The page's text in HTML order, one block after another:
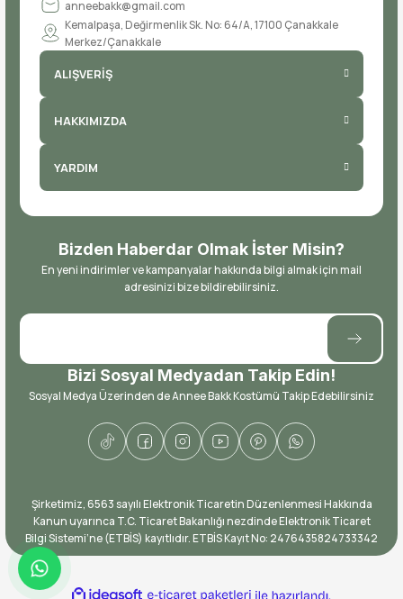
anneebakk@gmail.com
Kemalpaşa, Değirmenlik Sk. No: 64/A, 17100 Çanakkale
Merkez/Çanakkale
ALIŞVERİŞ
HAKKIMIZDA
YARDIM
Bizden Haberdar Olmak İster Misin?
En yeni indirimler ve kampanyalar hakkında bilgi almak için mail
adresinizi bize bildirebilirsiniz.
Bizi Sosyal Medyadan Takip Edin!
Sosyal Medya Üzerinden de Annee Bakk Kostümü Takip Edebilirsiniz
​Şirketimiz, 6563 sayılı Elektronik Ticaretin Düzenlenmesi Hakkında
Kanun uyarınca T.C. Ticaret Bakanlığı nezdinde Elektronik Ticaret
Bilgi Sistemi’ne (ETBİS) kayıtlıdır. ETBİS Kayıt No: ​2476435824733342
ideasoft e-